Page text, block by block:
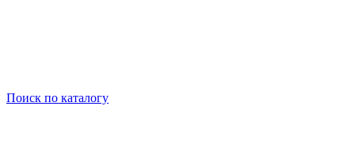
Поиск по каталогу